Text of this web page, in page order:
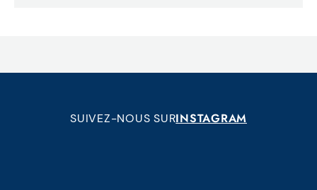
SUIVEZ-NOUS SURINSTAGRAM